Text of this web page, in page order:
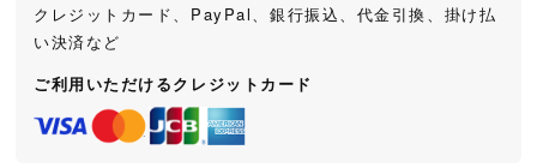
クレジットカード、PayPal、銀行振込、代金引換、掛け払
い決済など
ご利用いただけるクレジットカード